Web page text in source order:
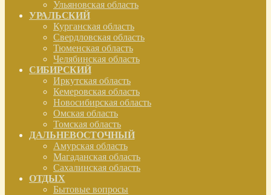
Ульяновская область
УРАЛЬСКИЙ
Курганская область
Свердловская область
Тюменская область
Челябинская область
СИБИРСКИЙ
Иркутская область
Кемеровская область
Новосибирская область
Омская область
Томская область
ДАЛЬНЕВОСТОЧНЫЙ
Амурская область
Магаданская область
Сахалинская область
ОТДЫХ
Бытовые вопросы